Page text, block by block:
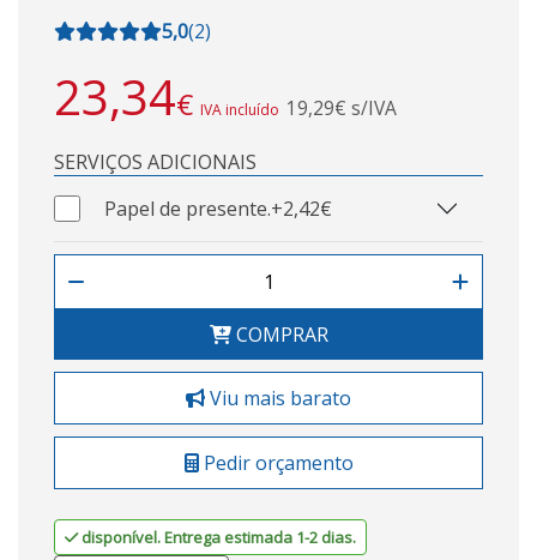
5,0(2)
23,34€ IVA incluído 19,29€ s/IVA
SERVIÇOS ADICIONAIS
Papel de presente.+2,42€
COMPRAR
Viu mais barato
Pedir orçamento
disponível. Entrega estimada 1-2 dias.